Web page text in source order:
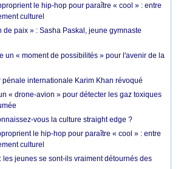
le hip-hop pour paraître « cool » : entre
culturel
de paix » : Sasha Paskal, jeune gymnaste
un « moment de possibilités » pour l'avenir de la
pénale internationale Karim Khan révoqué
« drone-avion » pour détecter les gaz toxiques
vous la culture straight edge ?
le hip-hop pour paraître « cool » : entre
culturel
les jeunes se sont-ils vraiment détournés des